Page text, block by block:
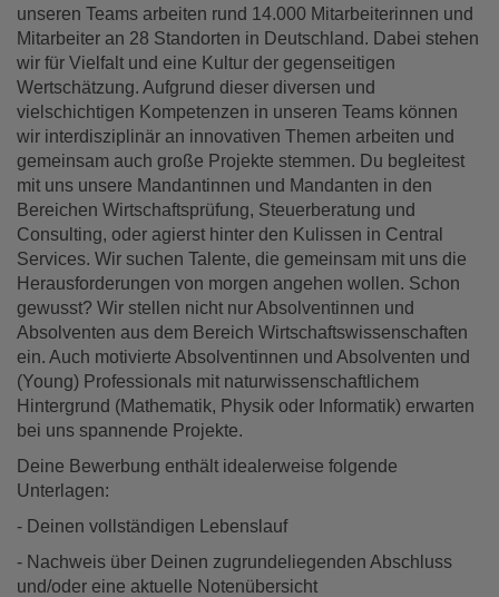
unseren Teams arbeiten rund 14.000 Mitarbeiterinnen und
Mitarbeiter an 28 Standorten in Deutschland. Dabei stehen
wir für Vielfalt und eine Kultur der gegenseitigen
Wertschätzung. Aufgrund dieser diversen und
vielschichtigen Kompetenzen in unseren Teams können
wir interdisziplinär an innovativen Themen arbeiten und
gemeinsam auch große Projekte stemmen. Du begleitest
mit uns unsere Mandantinnen und Mandanten in den
Bereichen Wirtschaftsprüfung, Steuerberatung und
Consulting, oder agierst hinter den Kulissen in Central
Services. Wir suchen Talente, die gemeinsam mit uns die
Herausforderungen von morgen angehen wollen. Schon
gewusst? Wir stellen nicht nur Absolventinnen und
Absolventen aus dem Bereich Wirtschaftswissenschaften
ein. Auch motivierte Absolventinnen und Absolventen und
(Young) Professionals mit naturwissenschaftlichem
Hintergrund (Mathematik, Physik oder Informatik) erwarten
bei uns spannende Projekte.
Deine Bewerbung enthält idealerweise folgende
Unterlagen:
- Deinen vollständigen Lebenslauf
- Nachweis über Deinen zugrundeliegenden Abschluss
und/oder eine aktuelle Notenübersicht